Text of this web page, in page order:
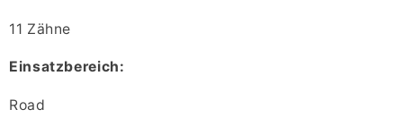
11 Zähne
Einsatzbereich:
Road